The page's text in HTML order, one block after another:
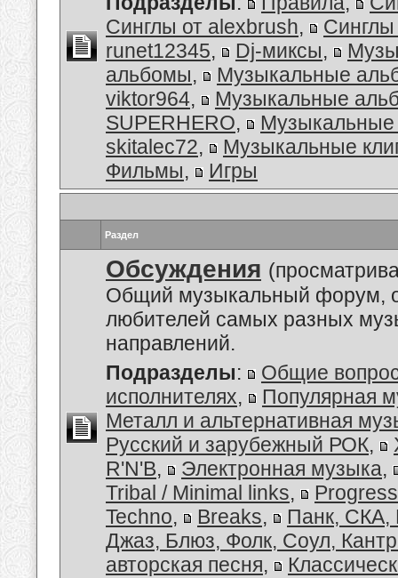
Синглы от alexbrush,
Синглы
runet12345, Dj-миксы,
альбомы,
Музыкальные
viktor964,
Музыкальные
SUPERHERO,
skitalec72,
Музыкальные
Фильмы, Игры
Раздел
Обсуждения
Общий музыкальный форум,
любителей самых разных
направлений.
Подразделы:
Общие
исполнителях,
Популярная
Металл и альтернативная
Русский и зарубежный РОК,
R'N'B, Электронная музыка,
Tribal / Minimal links,
Techno, Breaks,
Панк,
Джаз, Блюз, Фолк, Соул,
авторская песня,